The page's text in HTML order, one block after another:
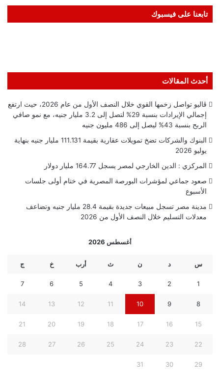
تابعنا على فيسبوك
أحدث المقالات
ڤاليو تواصل زخمها القوي خلال النصف الأول من عام 2026، حيث ارتفع
إجمالي الإيرادات بنسبة 29% لتصل إلى 3.2 مليار جنيه، مع نمو صافي
الربح بنسبة 43% ليصل إلى 486 مليون جنيه
البنوك والشركات تضخ تمويلات عقارية بقيمة 111.131 مليار جنيه بنهاية
يوليو 2026
المركزي : الدين الخارجي لمصر يسجل 164.77 مليار دولار
صعود جماعي لمؤشرات البورصة المصرية في ختام أولى جلسات
الأسبوع
مدينة مصر تسجل مبيعات جديدة بقيمة 28.4 مليار جنيه وتضاعف
معدلات التسليم خلال النصف الأول من 2026
أغسطس 2026
س د ن ث أرب خ ج
1
2
3
4
5
6
7
8
9
10
11
12
13
14
15
16
17
18
19
20
21
22
23
24
25
26
27
28
29
30
31